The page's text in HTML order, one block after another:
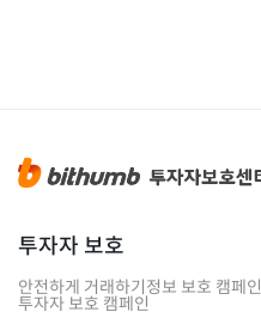
투자자 보호
안전하게 거래하기정보 보호 캠페인
투자자 보호 캠페인